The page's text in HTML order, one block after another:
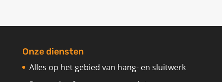
Onze diensten
Alles op het gebied van hang- en sluitwerk